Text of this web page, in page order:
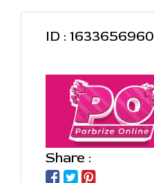
ID : 1633656960
Share :